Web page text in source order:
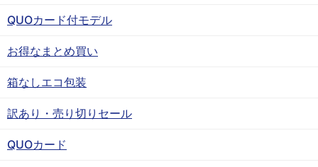
QUOカード付モデル
お得なまとめ買い
箱なしエコ包装
訳あり・売り切りセール
QUOカード